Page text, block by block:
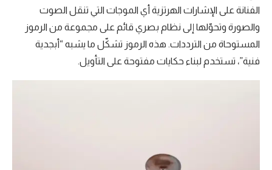
الفنانة على الإشارات الهرتزية أي الموجات التي تنقل الصوت
والصورة وتحوّلها إلى نظام بصري قائم على مجموعة من الرموز
المستوحاة من الترددات. هذه الرموز تشكّل ما يشبه “أبجدية
فنية”، تستخدم لبناء حكايات مفتوحة على التأويل.